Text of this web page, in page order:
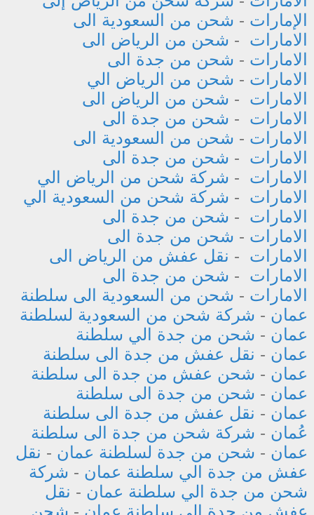
الإمارات - شحن من السعودية الى
الامارات - شحن من الرياض الى
الامارات - شحن من جدة الى
الامارات - شحن من الرياض الي
الامارات - شحن من الرياض الى
الامارات - شحن من جدة الى
الامارات - شحن من السعودية الى
الامارات - شحن من جدة الى
الامارات - شركة شحن من الرياض الي
الامارات - شركة شحن من السعودية الي
الامارات - شحن من جدة الى
الامارات - شحن من جدة الى
الامارات - نقل عفش من الرياض الى
الامارات - شحن من جدة الى
الامارات - شحن من السعودية الى سلطنة
عمان - شركة شحن من السعودية لسلطنة
عمان - شحن من جدة الي سلطنة
عمان - نقل عفش من جدة الى سلطنة
عمان - شحن عفش من جدة الى سلطنة
عمان - شحن من جدة الى سلطنة
عمان - نقل عفش من جدة الى سلطنة
عُمان - شركة شحن من جدة الى سلطنة
عمان - شحن من جدة لسلطنة عمان - نقل
عفش من جدة الي سلطنة عمان - شركة
شحن من جدة الي سلطنة عمان - نقل